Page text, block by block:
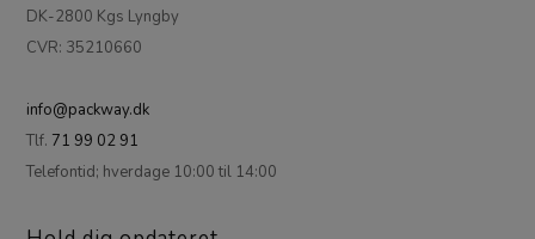
DK-2800 Kgs Lyngby
CVR: 35210660
info@packway.dk
Tlf. 71 99 02 91
Telefontid; hverdage 10:00 til 14:00